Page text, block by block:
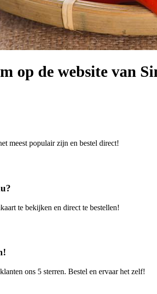
op de website van
meest populair zijn en bestel direct!
te bekijken en direct te bestellen!
ons 5 sterren. Bestel en ervaar het zelf!